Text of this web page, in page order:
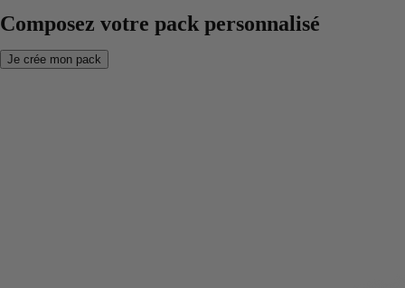
Composez votre pack personnalisé
Je crée mon pack